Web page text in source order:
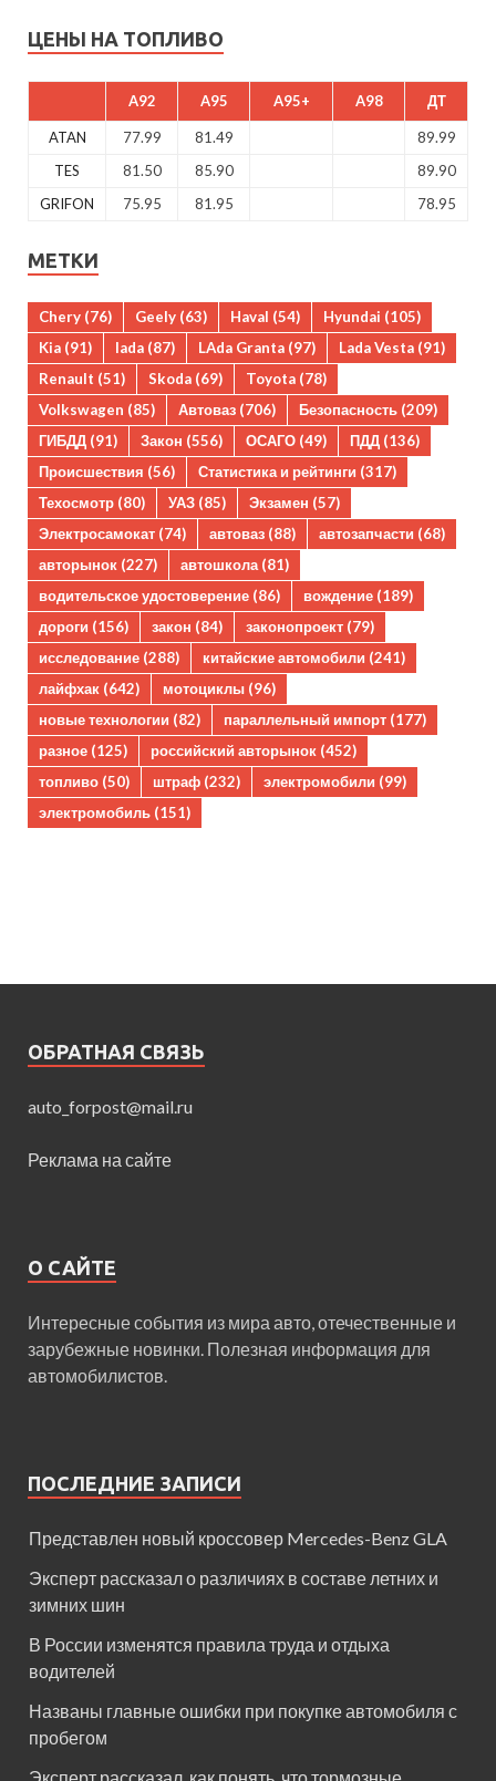
ЦЕНЫ НА ТОПЛИВО
A92 A95 A95+ A98 ДТ
ATAN 77.99 81.49
89.99
TES
81.50 85.90
89.90
GRIFON
75.95 81.95 78.95
МЕТКИ
Chery (76) Geely (63) Haval (54) Hyundai (105)
Kia (91) lada (87) LAda Granta (97) Lada Vesta (91)
Renault (51) Skoda (69) Toyota (78)
Volkswagen (85) Автоваз (706) Безопасность (209)
ГИБДД (91) Закон (556) ОСАГО (49) ПДД (136)
Происшествия (56) Статистика и рейтинги (317)
Техосмотр (80) УАЗ (85) Экзамен (57)
Электросамокат (74) автоваз (88) автозапчасти (68)
авторынок (227) автошкола (81)
водительское удостоверение (86) вождение (189)
дороги (156) закон (84) законопроект (79)
исследование (288) китайские автомобили (241)
лайфхак (642) мотоциклы (96)
новые технологии (82) параллельный импорт (177)
разное (125) российский авторынок (452)
топливо (50) штраф (232) электромобили (99)
электромобиль (151)
ОБРАТНАЯ СВЯЗЬ
auto_forpost@mail.ru
Реклама на сайте
О САЙТЕ
Интересные события из мира авто, отечественные и
зарубежные новинки. Полезная информация для
автомобилистов.
ПОСЛЕДНИЕ ЗАПИСИ
Представлен новый кроссовер Mercedes-Benz GLA
Эксперт рассказал о различиях в составе летних и
зимних шин
В России изменятся правила труда и отдыха
водителей
Названы главные ошибки при покупке автомобиля с
пробегом
Эксперт рассказал, как понять, что тормозные